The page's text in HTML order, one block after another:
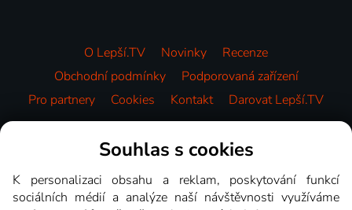
O Lepší.TV Novinky
Recenze
Obchodní podmínky
Podporovaná zařízení
Pro partnery
Cookies Kontakt Darovat Lepší.TV
Videotéka
Souhlas s cookies
K personalizaci obsahu a reklam, poskytování funkcí
sociálních médií a analýze naší návštěvnosti využíváme